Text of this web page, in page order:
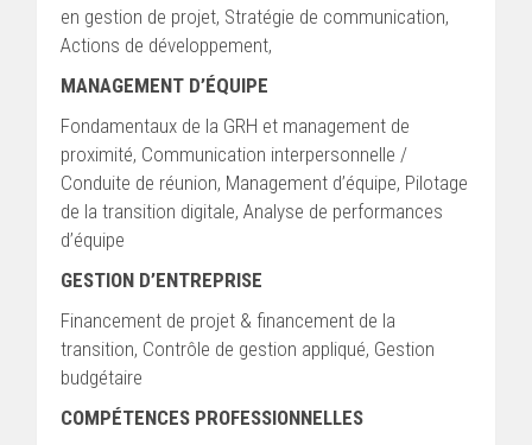
en gestion de projet, Stratégie de communication,
Actions de développement,
MANAGEMENT D’ÉQUIPE
Fondamentaux de la GRH et management de
proximité, Communication interpersonnelle /
Conduite de réunion, Management d’équipe, Pilotage
de la transition digitale, Analyse de performances
d’équipe
GESTION D’ENTREPRISE
Financement de projet & financement de la
transition, Contrôle de gestion appliqué, Gestion
budgétaire
COMPÉTENCES PROFESSIONNELLES